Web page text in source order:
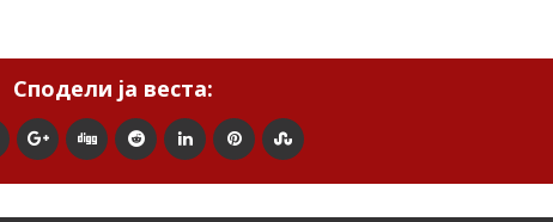
Сподели ја веста: